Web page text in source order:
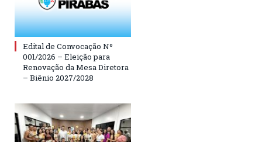
Edital de Convocação Nº
001/2026 – Eleição para
Renovação da Mesa Diretora
– Biênio 2027/2028